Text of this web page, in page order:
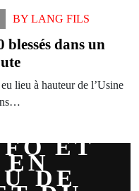
BY LANG FILS
dans un
lieu à hauteur de l’Usine
ET
EN
DE